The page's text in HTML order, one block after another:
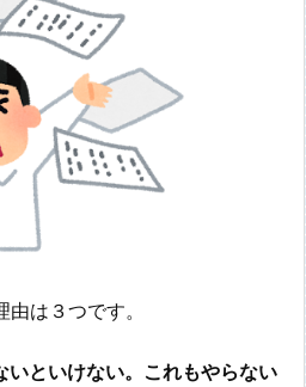
は３つです。
といけない。これもやらない